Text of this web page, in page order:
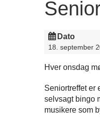
Dato
18. september
Hver onsdag
Seniortreffet er
selvsagt bingo
musikere som